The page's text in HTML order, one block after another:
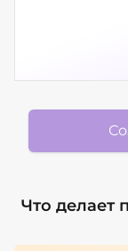
Что делает